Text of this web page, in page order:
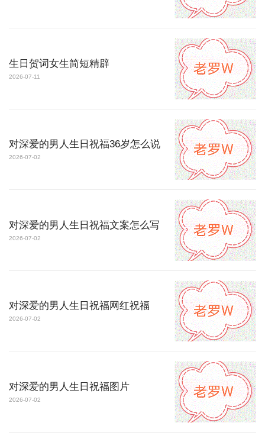
生日贺词女生简短精辟
2026-07-11
对深爱的男人生日祝福36岁怎么说
2026-07-02
对深爱的男人生日祝福文案怎么写
2026-07-02
对深爱的男人生日祝福网红祝福
2026-07-02
对深爱的男人生日祝福图片
2026-07-02